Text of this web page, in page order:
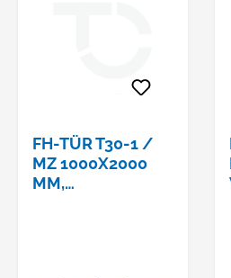
FH-TÜR T30-1 /
MZ 1000X2000
MM,